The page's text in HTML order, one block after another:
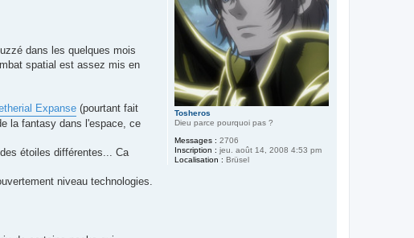
Tosheros
Dieu parce pourquoi pas ?
Messages : 2706
Inscription : jeu. août 14, 2008 4:53 pm
Localisation : Brüsel
dans les quelques mois
spatial est assez mis en
Expanse (pourtant fait
la fantasy dans l'espace, ce
étoiles différentes... Ca
niveau technologies.